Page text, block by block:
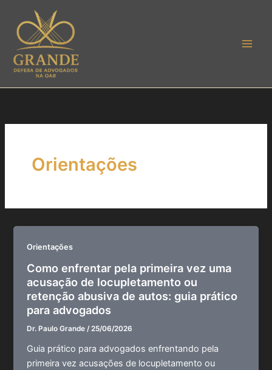
conteúdo
Orientações
Orientações
Como enfrentar pela primeira vez uma
acusação de locupletamento ou
retenção abusiva de autos: guia prático
para advogados
Dr. Paulo Grande /25/06/2026
Guia prático para advogados enfrentando pela
primeira vez acusações de locupletamento ou